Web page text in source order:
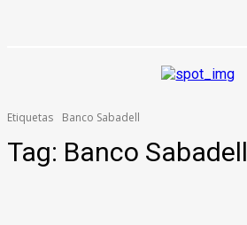
Etiquetas Banco Sabadell
Tag: Banco Sabadell